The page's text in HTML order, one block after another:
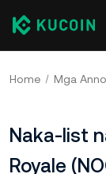
Home Mga
Naka-list
Royale